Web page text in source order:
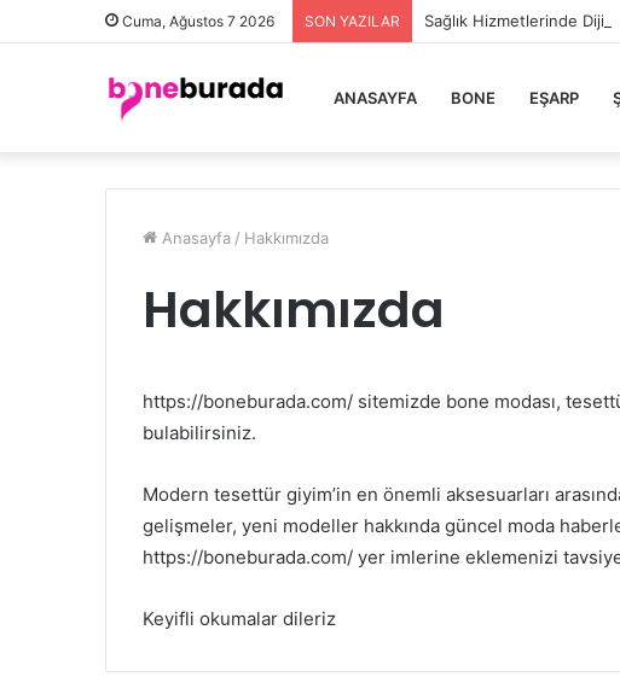
Cuma, Ağustos 7 2026 SON YAZILAR Sağlık Hizmetlerinde
ANASAYFA BONE EŞARP
Anasayfa / Hakkımızda
Hakkımızda
https://boneburada.com/ sitemizde bone modası,
bulabilirsiniz.
Modern tesettür giyim’in en önemli aksesuarları
gelişmeler, yeni modeller hakkında güncel moda
https://boneburada.com/ yer imlerine eklemenizi
Keyifli okumalar dileriz